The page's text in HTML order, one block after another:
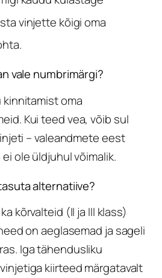
vinjette kõigi oma
vale numbrimärgi?
oma
Kui teed vea, võib sul
– valeandmete eest
ole üldjuhul võimalik.
alternatiive?
kõrvalteid (II ja III klass)
on aeglasemad ja sageli
Iga tähendusliku
kiirteed märgatavalt